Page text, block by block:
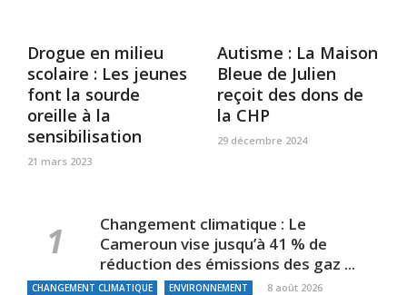
Drogue en milieu
scolaire : Les jeunes
font la sourde
oreille à la
sensibilisation
21 mars 2023
Autisme : La Maison
Bleue de Julien
reçoit des dons de
la CHP
29 décembre 2024
Changement climatique : Le
Cameroun vise jusqu’à 41 % de
réduction des émissions des gaz ...
CHANGEMENT CLIMATIQUE ENVIRONNEMENT 8 août 2026